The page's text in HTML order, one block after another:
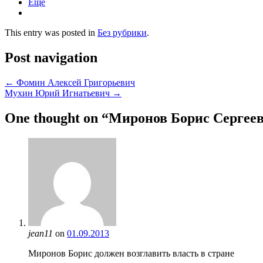
Ещё
This entry was posted in Без рубрики.
Post navigation
← Фомин Алексей Григорьевич
Мухин Юрий Игнатьевич →
One thought on “Миронов Борис
jean11 on 01.09.2013
Миронов Борис должен возглавить власть в стране